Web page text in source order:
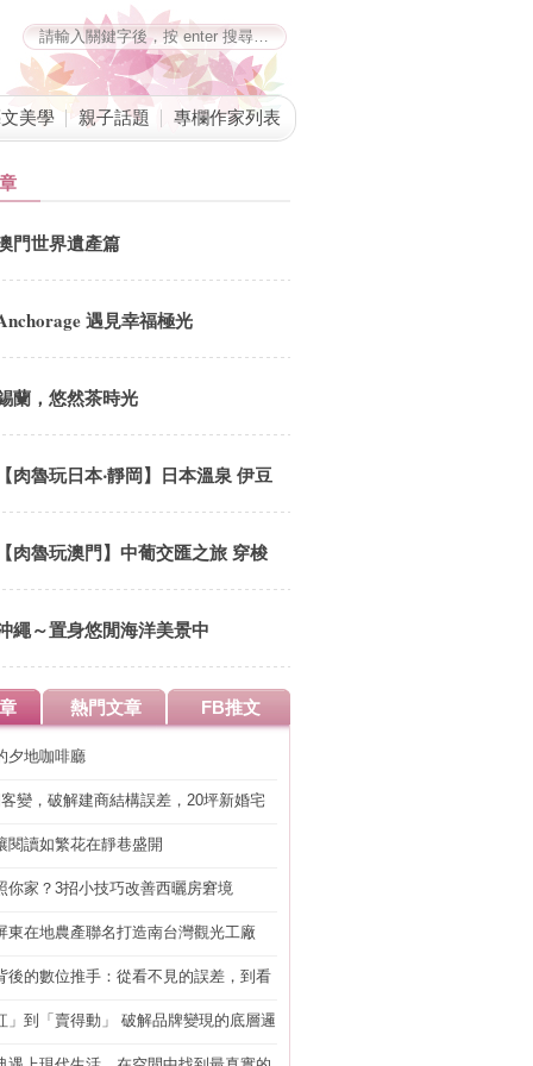
美學 親子話題 專欄作家列表
門世界遺產篇
遇見幸福極光
蘭，悠然茶時光
【肉魯玩日本‧靜岡】日本溫泉 伊豆
士．山城溫泉會館 採用新鮮在地
食材 豐富多元的懷石宴席料理
【肉魯玩澳門】中葡交匯之旅 穿梭
空隧道 徜徉歐陸異國風情 來趟馬
繩～置身悠閒海洋美景中
熱門文章 FB推文
夕地咖啡廳
變，破解建商結構誤差，20坪新婚宅
閱讀如繁花在靜巷盛開
你家？3招小技巧改善西曬房窘境
東在地農產聯名打造南台灣觀光工廠
後的數位推手：從看不見的誤差，到看
」到「賣得動」 破解品牌變現的底層邏